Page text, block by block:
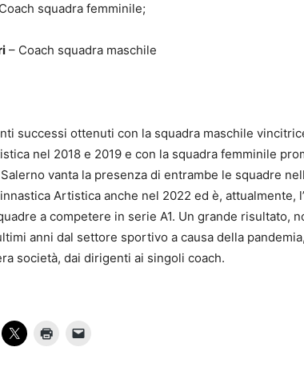
squadra femminile;
– Coach squadra maschile
successi ottenuti con la squadra maschile
nel 2018 e 2019 e con la squadra femminile
Salerno vanta la presenza di entrambe le squadre
Artistica anche nel 2022 ed è, attualmente,
a competere in serie A1. Un grande risultato,
anni dal settore sportivo a causa della
società, dai dirigenti ai singoli coach.